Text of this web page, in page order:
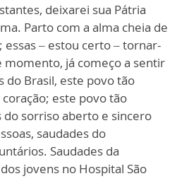
deixarei sua Pátria
Parto com a alma cheia de
essas – estou certo – tornar-
momento, já começo a sentir
do Brasil, este povo tão
este povo tão
do sorriso aberto e sincero
saudades do
Saudades da
jovens no Hospital São